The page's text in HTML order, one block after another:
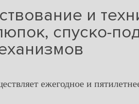
и
спуско-
ежегодное и